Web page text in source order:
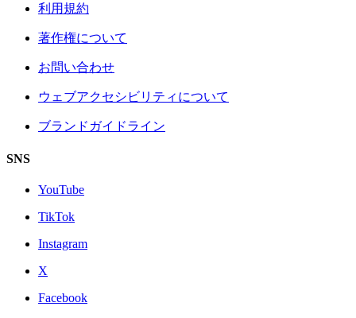
利用規約
著作権について
お問い合わせ
ウェブアクセシビリティについて
ブランドガイドライン
SNS
YouTube
TikTok
Instagram
X
Facebook